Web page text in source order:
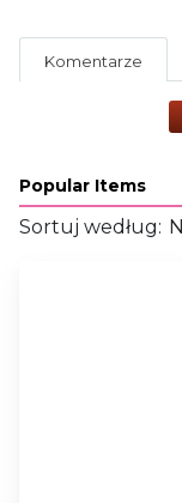
Komentarze
Popular Items
Sortuj według: